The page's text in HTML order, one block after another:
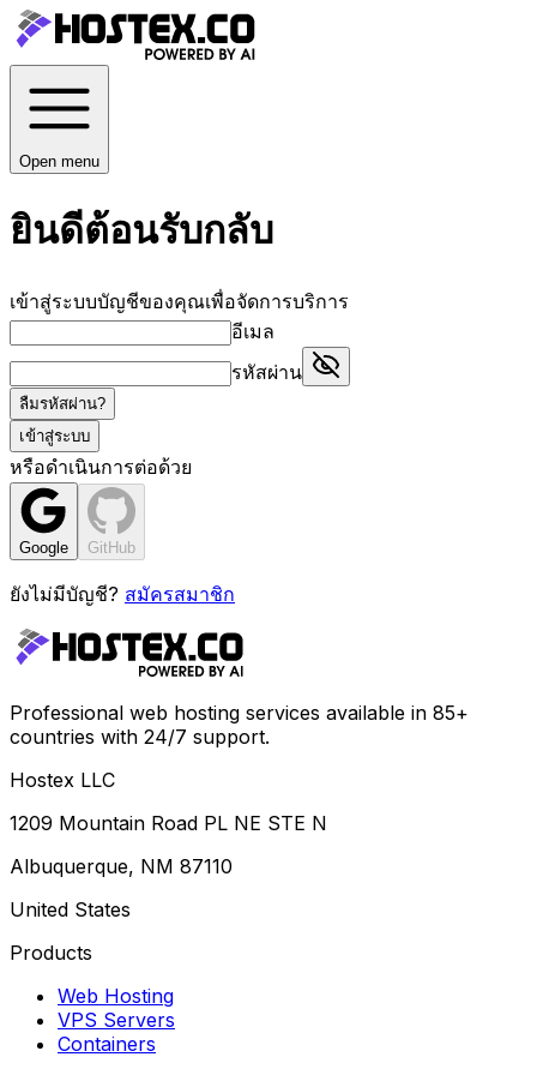
Open menu
ยินดีต้อนรับกลับ
เข้าสู่ระบบบัญชีของคุณเพื่อจัดการบริการ
อีเมล
รหัสผ่าน
ลืมรหัสผ่าน?
เข้าสู่ระบบ
หรือดำเนินการต่อด้วย
Google GitHub
ยังไม่มีบัญชี? สมัครสมาชิก
Professional web hosting services available in 85+
countries with 24/7 support.
Hostex LLC
1209 Mountain Road PL NE STE N
Albuquerque, NM 87110
United States
Products
Web Hosting
VPS Servers
Containers